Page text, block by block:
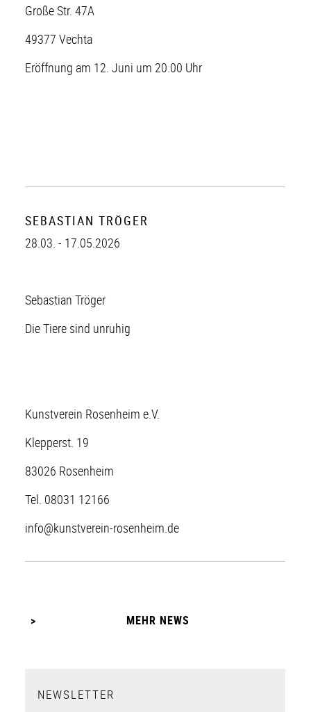
Große Str. 47A
49377 Vechta
Eröffnung am 12. Juni um 20.00 Uhr
SEBASTIAN TRÖGER
28.03. - 17.05.2026
Sebastian Tröger
Die Tiere sind unruhig
Kunstverein Rosenheim e.V.
Klepperst. 19
83026 Rosenheim
Tel. 08031 12166
info@kunstverein-rosenheim.de
MEHR NEWS
NEWSLETTER